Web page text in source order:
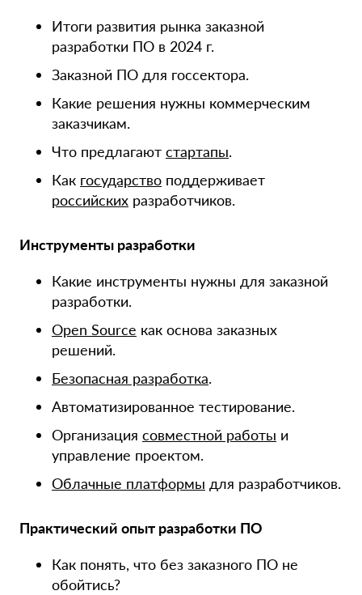
Итоги развития рынка заказной
разработки ПО в 2024 г.
Заказной ПО для госсектора.
Какие решения нужны коммерческим
заказчикам.
Что предлагают стартапы.
Как государство поддерживает
российских разработчиков.
Инструменты разработки
Какие инструменты нужны для заказной
разработки.
Open Source как основа заказных
решений.
Безопасная разработка.
Автоматизированное тестирование.
Организация совместной работы и
управление проектом.
Облачные платформы для разработчиков.
Практический опыт разработки ПО
Как понять, что без заказного ПО не
обойтись?